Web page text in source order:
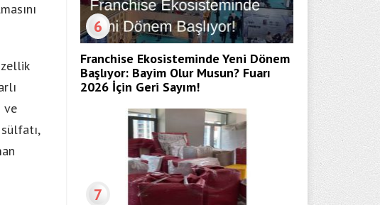
ve
6
Franchise Ekosisteminde Yeni Dönem
Başlıyor: Bayim Olur Musun? Fuarı
2026 İçin Geri Sayım!
7